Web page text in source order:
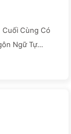
Cuối Cùng Có
Ngữ Tự